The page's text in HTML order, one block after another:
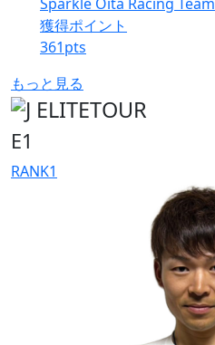
獲得ポイント
361pts
もっと見る
E1
RANK1